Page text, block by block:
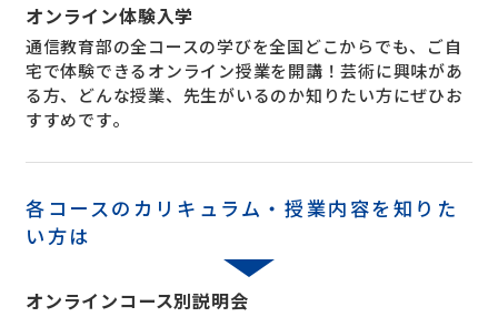
オンライン体験入学
通信教育部の全コースの学びを全国どこからでも、ご自
宅で体験できるオンライン授業を開講！芸術に興味があ
る方、どんな授業、先生がいるのか知りたい方にぜひお
すすめです。
各コースのカリキュラム・授業内容を知りた
い方は
オンラインコース別説明会